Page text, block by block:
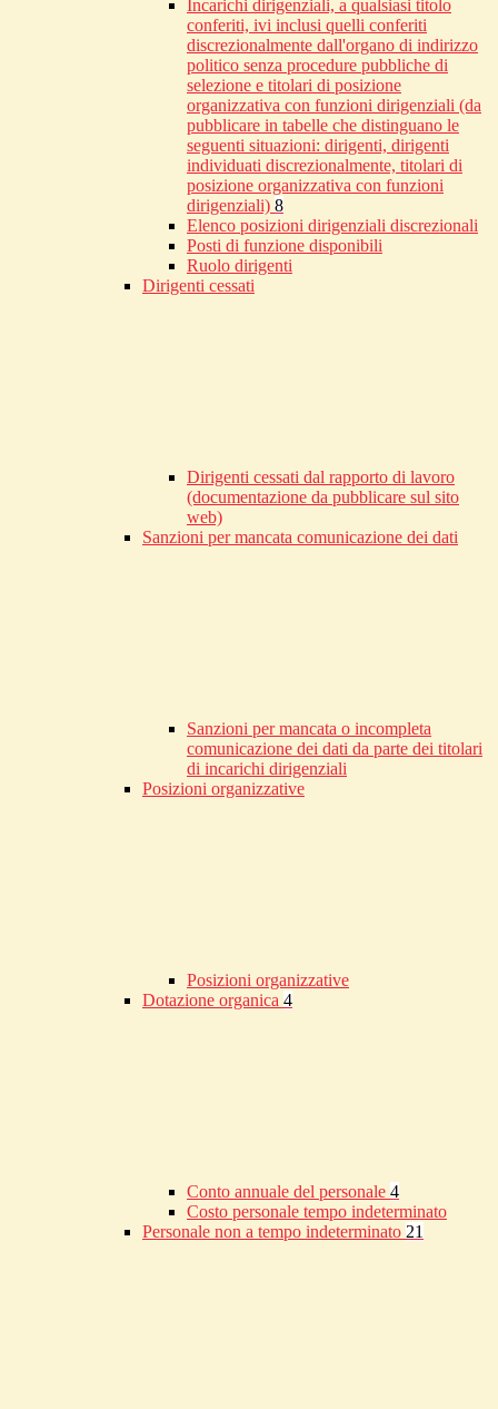
Incarichi dirigenziali, a qualsiasi titolo
conferiti, ivi inclusi quelli conferiti
discrezionalmente dall'organo di indirizzo
politico senza procedure pubbliche di
selezione e titolari di posizione
organizzativa con funzioni dirigenziali (da
pubblicare in tabelle che distinguano le
seguenti situazioni: dirigenti, dirigenti
individuati discrezionalmente, titolari di
posizione organizzativa con funzioni
dirigenziali) 8
Elenco posizioni dirigenziali discrezionali
Posti di funzione disponibili
Ruolo dirigenti
Dirigenti cessati
Dirigenti cessati dal rapporto di lavoro
(documentazione da pubblicare sul sito
web)
Sanzioni per mancata comunicazione dei dati
Sanzioni per mancata o incompleta
comunicazione dei dati da parte dei titolari
di incarichi dirigenziali
Posizioni organizzative
Posizioni organizzative
Dotazione organica 4
Conto annuale del personale 4
Costo personale tempo indeterminato
Personale non a tempo indeterminato 21